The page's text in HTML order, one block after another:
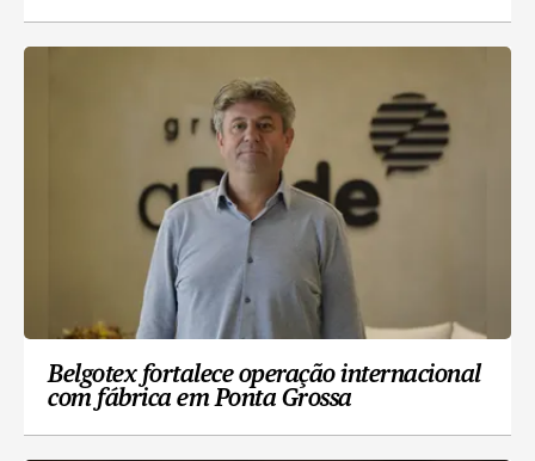
Belgotex fortalece operação internacional
com fábrica em Ponta Grossa